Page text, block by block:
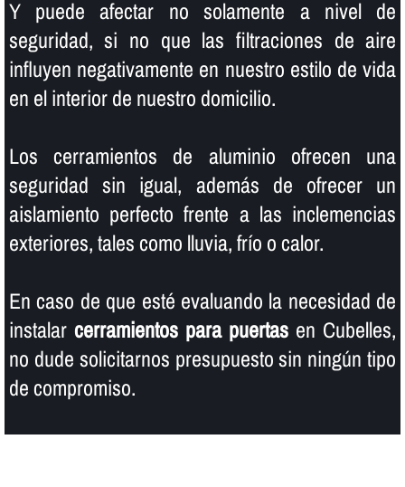
Y puede afectar no solamente a nivel de
seguridad, si no que las filtraciones de aire
influyen negativamente en nuestro estilo de vida
en el interior de nuestro domicilio.
Los cerramientos de aluminio ofrecen una
seguridad sin igual, además de ofrecer un
aislamiento perfecto frente a las inclemencias
exteriores, tales como lluvia, frí­o o calor.
En caso de que esté evaluando la necesidad de
instalar cerramientos para puertas en Cubelles,
no dude solicitarnos presupuesto sin ningún tipo
de compromiso.